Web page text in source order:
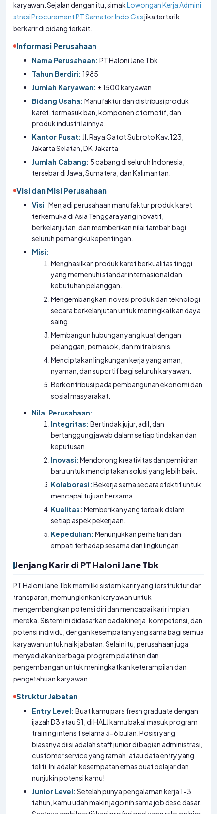
karyawan. Sejalan dengan itu, simakLowongan Kerja Admini
strasi Procurement PT Samator Indo Gasjika tertarik
berkarir di bidang terkait.
Informasi Perusahaan
Nama Perusahaan: PT Haloni Jane Tbk
Tahun Berdiri: 1985
Jumlah Karyawan: ± 1500 karyawan
Bidang Usaha: Manufaktur dan distribusi produk
karet, termasuk ban, komponen otomotif, dan
produk industri lainnya.
Kantor Pusat: Jl. Raya Gatot Subroto Kav. 123,
Jakarta Selatan, DKI Jakarta
Jumlah Cabang: 5 cabang di seluruh Indonesia,
tersebar di Jawa, Sumatera, dan Kalimantan.
Visi dan Misi Perusahaan
Visi: Menjadi perusahaan manufaktur produk karet
terkemuka di Asia Tenggara yang inovatif,
berkelanjutan, dan memberikan nilai tambah bagi
seluruh pemangku kepentingan.
Misi:
Menghasilkan produk karet berkualitas tinggi
yang memenuhi standar internasional dan
kebutuhan pelanggan.
Mengembangkan inovasi produk dan teknologi
secara berkelanjutan untuk meningkatkan daya
saing.
Membangun hubungan yang kuat dengan
pelanggan, pemasok, dan mitra bisnis.
Menciptakan lingkungan kerja yang aman,
nyaman, dan suportif bagi seluruh karyawan.
Berkontribusi pada pembangunan ekonomi dan
sosial masyarakat.
Nilai Perusahaan:
Integritas: Bertindak jujur, adil, dan
bertanggung jawab dalam setiap tindakan dan
keputusan.
Inovasi: Mendorong kreativitas dan pemikiran
baru untuk menciptakan solusi yang lebih baik.
Kolaborasi: Bekerja sama secara efektif untuk
mencapai tujuan bersama.
Kualitas: Memberikan yang terbaik dalam
setiap aspek pekerjaan.
Kepedulian: Menunjukkan perhatian dan
empati terhadap sesama dan lingkungan.
Jenjang Karir di PT Haloni Jane Tbk
PT Haloni Jane Tbk memiliki sistem karir yang terstruktur dan
transparan, memungkinkan karyawan untuk
mengembangkan potensi diri dan mencapai karir impian
mereka. Sistem ini didasarkan pada kinerja, kompetensi, dan
potensi individu, dengan kesempatan yang sama bagi semua
karyawan untuk naik jabatan. Selain itu, perusahaan juga
menyediakan berbagai program pelatihan dan
pengembangan untuk meningkatkan keterampilan dan
pengetahuan karyawan.
Struktur Jabatan
Entry Level: Buat kamu para fresh graduate dengan
ijazah D3 atau S1, di HALJ kamu bakal masuk program
training intensif selama 3-6 bulan. Posisi yang
biasanya diisi adalah staff junior di bagian administrasi,
customer service yang ramah, atau data entry yang
teliti. Ini adalah kesempatan emas buat belajar dan
nunjukin potensi kamu!
Junior Level: Setelah punya pengalaman kerja 1-3
tahun, kamu udah makin jago nih sama job desc dasar.